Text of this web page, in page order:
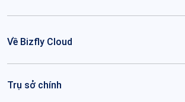
Về Bizfly Cloud
Trụ sở chính